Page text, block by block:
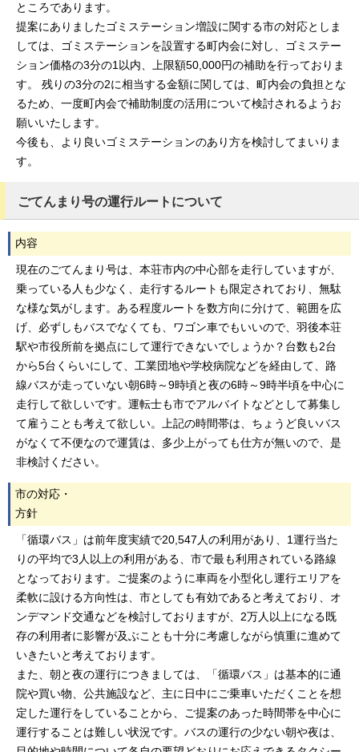
ところであります。
提案にありましたゴミステーション増設に関する市の対応としま
しては、ゴミステーションを設置する町内会に対し、ゴミステー
ション価格の3分の1以内、上限額50,000円の補助を行っておりま
す。 残りの3分の2に相当する金額に関しては、町内会の負担とな
るため、一度町内会で補助制度の活用について検討されるようお
願いいたします。
今後も、より良いゴミステーションのあり方を検討してまいりま
す。
ごてんまり号の運行ルートについて
内容
現在のごてんまり号は、本荘市内の中心部を走行していますが、
乗っている人も少なく、走行するルートも限定されており、無駄
な様な気がします。ある程度ルートを数方向に分けて、範囲を広
げ、必ずしもバスでなくても、ワゴン車でもいいので、羽後本荘
駅や市役所前を拠点にして運行できないでしょうか？台数も2台
から5台くらいにして、工業団地や学校病院などを経由して、路
線バスが走っていない朝6時～9時頃と夜の6時～9時半頃を中心に
走行して欲しいです。運転士も市でアルバイトなどとして募集し
て雇うことも考えて欲しい。上記の時間帯は、ちょうど良いバス
がなくて不便なので運賃は、多少上がっても仕方が無いので、是
非検討ください。
市の対応・
方針
「循環バス」は前年度実績で20,547人の利用があり、1運行当た
りの平均で3人以上の利用がある、市で最も利用されている路線
となっております。ご提案のように車両を小型化し運行エリアを
柔軟に設ける方向性は、市としても有効であると考えており、オ
ンデマンド交通などを検討しておりますが、2万人以上になる既
存の利用者に影響が及ぶことも十分に考慮しながら慎重に進めて
いきたいと考えております。
また、朝と夜の運行につきましては、「循環バス」は基本的に通
院や買い物、公共施設など、主に日中にご乗車いただくことを想
定した運行をしていることから、ご提案のあった時間帯を中心に
運行することは難しい状況です。バスの運行の少ない朝や夜は、